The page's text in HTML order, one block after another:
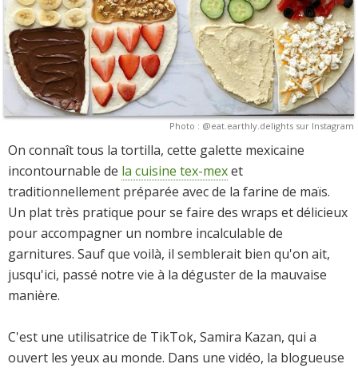
Photo : @eat.earthly.delights sur Instagram
On connaît tous la tortilla, cette galette mexicaine
incontournable de la cuisine tex-mexet
traditionnellement préparée avec de la farine de maïs.
Un plat très pratique pour se faire des wraps et délicieux
pour accompagner un nombre incalculable de
garnitures. Sauf que voilà, il semblerait bien qu'on ait,
jusqu'ici, passé notre vie à la déguster de la mauvaise
manière.
C'est une utilisatrice de TikTok, Samira Kazan, qui a
ouvert les yeux au monde. Dans une vidéo, la blogueuse